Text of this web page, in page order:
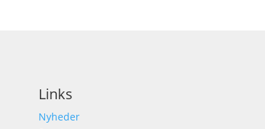
Links
Nyheder